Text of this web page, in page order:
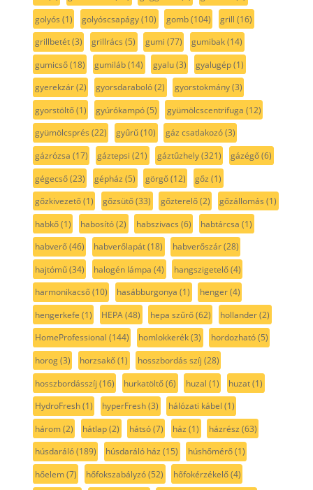
golyós (1) golyóscsapágy(10) gomb(104) grill (16)
grillbetét(3) grillrács (5) gumi (77) gumibak(14)
gumicső(18) gumiláb(14) gyalu(3) gyalugép(1)
gyerekzár(2) gyorsdaraboló(2) gyorstokmány(3)
gyorstöltő(1) gyúrókampó(5) gyümölcscentrifuga (12)
gyümölcsprés (22) gyűrű(10) gáz csatlakozó(3)
gázrózsa (17) gáztepsi (21) gáztűzhely(321) gázégő(6)
gégecső(23) gépház (5) görgő(12) gőz (1)
gőzkivezető(1) gőzsütő(33) gőzterelő(2) gőzállomás (1)
habkő(1) habosító(2) habszivacs (6) habtárcsa (1)
habverő(46) habverőlapát(18) habverőszár(28)
hajtómű(34) halogén lámpa (4) hangszigetelő(4)
harmonikacső(10) hasábburgonya (1) henger(4)
hengerkefe (1) HEPA(48) hepa szűrő(62) hollander(2)
HomeProfessional (144) homlokkerék(3) hordozható(5)
horog(3) horzsakő(1) hosszbordás szíj (28)
hosszbordásszíj (16) hurkatöltő(6) huzal (1) huzat(1)
HydroFresh(1) hyperFresh(3) hálózati kábel (1)
három(2) hátlap(2) hátsó(7) ház (1) házrész (63)
húsdaráló(189) húsdaráló ház (15) húshőmérő(1)
hőelem(7) hőfokszabályzó(52) hőfokérzékelő(4)